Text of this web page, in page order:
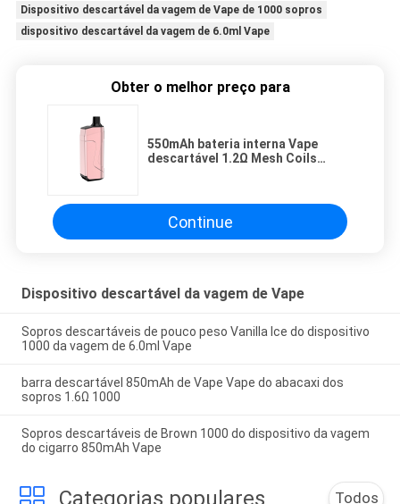
Dispositivo descartável da vagem de Vape de 1000 sopros
dispositivo descartável da vagem de 6.0ml Vape
Obter o melhor preço para
550mAh bateria interna Vape
descartável 1.2Ω Mesh Coils
Continue
Dispositivo descartável da vagem de Vape
Sopros descartáveis de pouco peso Vanilla Ice do dispositivo
1000 da vagem de 6.0ml Vape
barra descartável 850mAh de Vape Vape do abacaxi dos
sopros 1.6Ω 1000
Sopros descartáveis de Brown 1000 do dispositivo da vagem
do cigarro 850mAh Vape
Categorias populares Todos